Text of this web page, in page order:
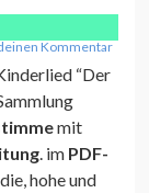
Kommentar
“Der
mit
. im PDF-
hohe und